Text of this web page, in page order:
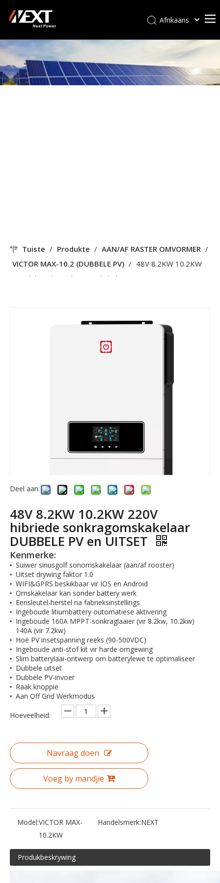
Afrikaans
Italiano
Deutsch
Tuiste / Produkte / AAN/AF RASTER OMVORMER /
VICTOR MAX-10.2 (DUBBELE PV) / 48V 8.2KW 10.2KW
220V hibriede sonkragomskakelaar DUBBELE PV en
Deel aan:
48V 8.2KW 10.2KW 220V
hibriede sonkragomskakelaar
DUBBELE PV en UITSET
Kenmerke:
Suiwer sinusgolf sonomskakelaar (aan/af rooster)
Uitset drywing faktor 1.0
WIFI&GPRS beskikbaar vir IOS en Android
Omskakelaar kan sonder battery werk
Eensleutel-herstel na fabrieksinstellings
Ingeboude litiumbattery outomatiese aktivering
Ingeboude 160A MPPT-sonkraglaaier (vir 8.2kw, 10.2kw)
140A (vir 7.2kw)
Hoë PV insetspanning reeks (90-500VDC)
Ingeboude anti-stof kit vir harde omgewing
Slim batterylaai-ontwerp om batterylewe te optimaliseer
Dubbele uitset
Dubbele PV-invoer
Raak knoppie
Aan Off Grid Werkmodus
Hoeveelheid:
Navraag doen
Voeg by mandjie
Model:VICTOR MAX-
10.2KW
Handelsmerk:NEXT
Produkbeskrywing